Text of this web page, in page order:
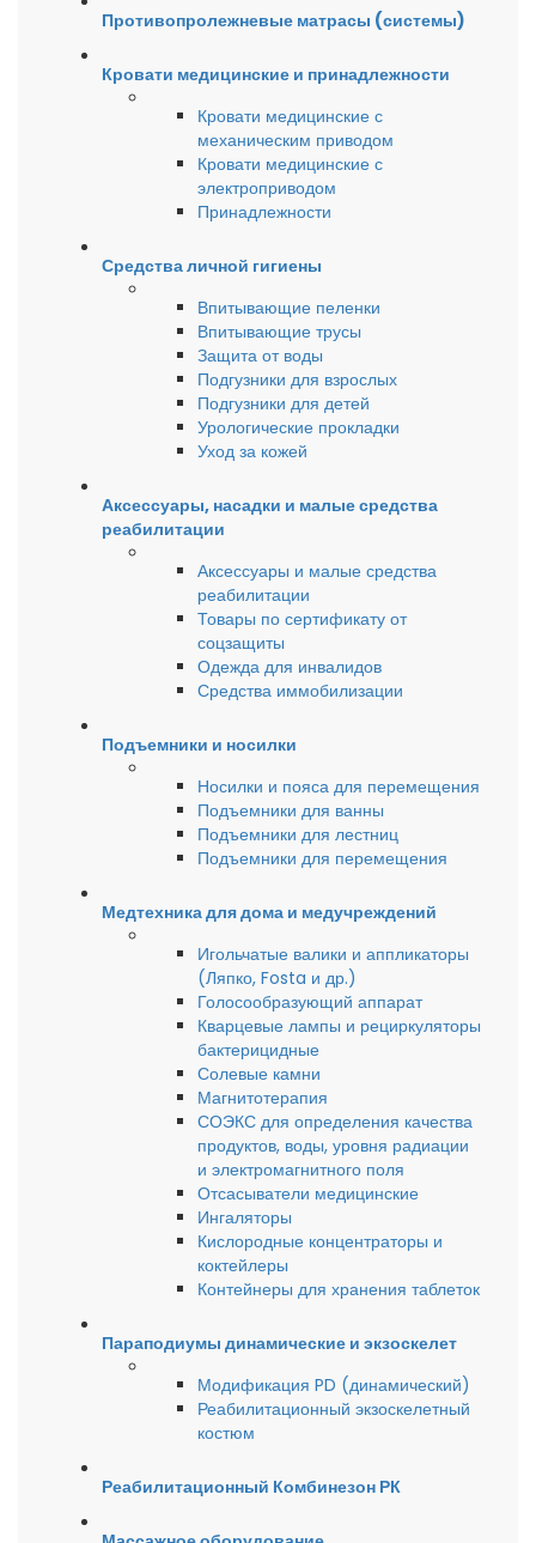
Противопролежневые матрасы (системы)
Кровати медицинские и принадлежности
Кровати медицинские с
механическим приводом
Кровати медицинские с
электроприводом
Принадлежности
Средства личной гигиены
Впитывающие пеленки
Впитывающие трусы
Защита от воды
Подгузники для взрослых
Подгузники для детей
Урологические прокладки
Уход за кожей
Аксессуары, насадки и малые средства
реабилитации
Аксессуары и малые средства
реабилитации
Товары по сертификату от
соцзащиты
Одежда для инвалидов
Средства иммобилизации
Подъемники и носилки
Носилки и пояса для перемещения
Подъемники для ванны
Подъемники для лестниц
Подъемники для перемещения
Медтехника для дома и медучреждений
Игольчатые валики и аппликаторы
(Ляпко, Fosta и др.)
Голосообразующий аппарат
Кварцевые лампы и рециркуляторы
бактерицидные
Солевые камни
Магнитотерапия
СОЭКС для определения качества
продуктов, воды, уровня радиации
и электромагнитного поля
Отсасыватели медицинские
Ингаляторы
Кислородные концентраторы и
коктейлеры
Контейнеры для хранения таблеток
Параподиумы динамические и экзоскелет
Модификация PD (динамический)
Реабилитационный экзоскелетный
костюм
Реабилитационный Комбинезон РК